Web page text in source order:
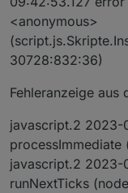
<anonymous>
30728:832:36)
Fehleranzeige aus
javascript.2 2023-
processImmediate
javascript.2 2023-
runNextTicks